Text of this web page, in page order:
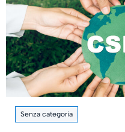
Senza categoria